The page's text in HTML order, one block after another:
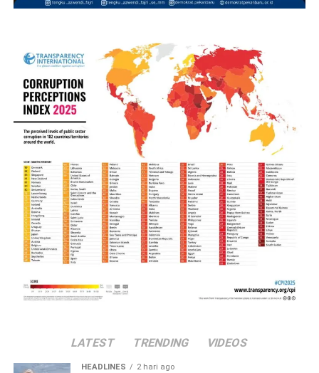
LATEST TRENDING VIDEOS
HEADLINES 2 hari ago